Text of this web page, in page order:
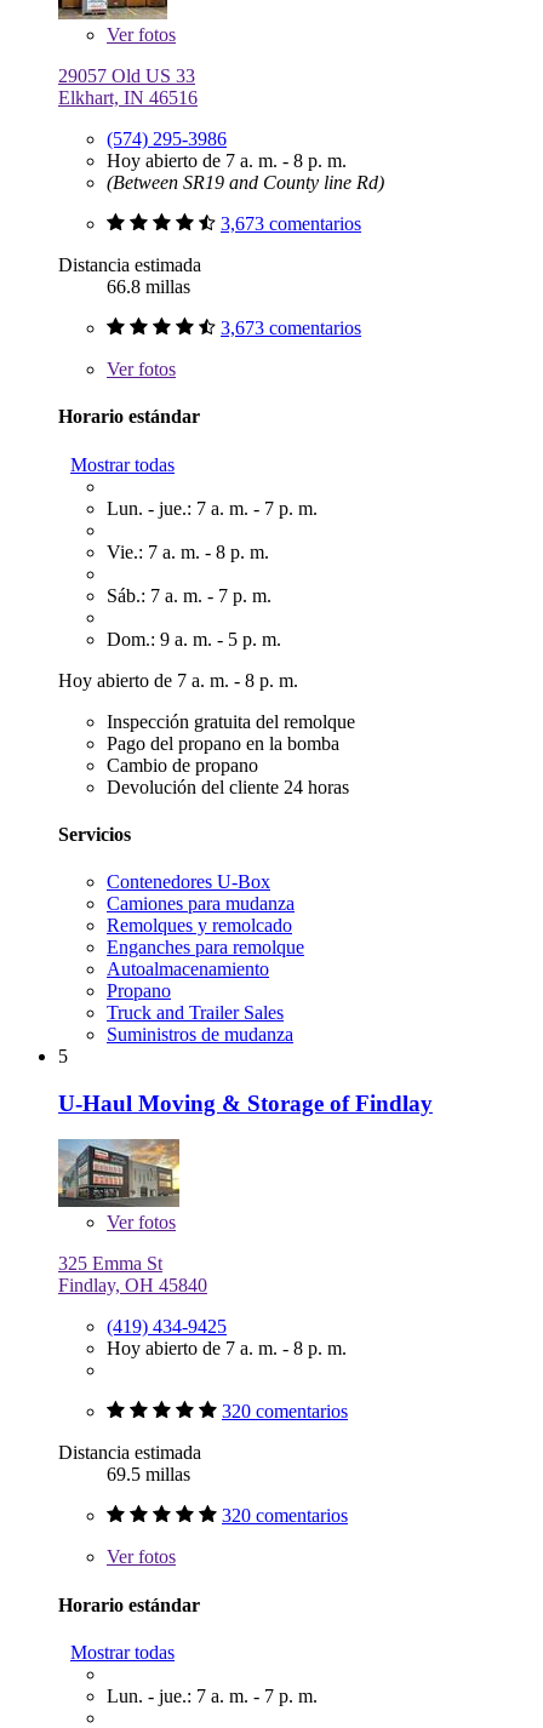
Verfotos
29057 Old US 33
Elkhart, IN 46516
(574) 295-3986
Hoy abierto de 7 a. m. - 8 p. m.
(Between SR19 and County line Rd)
3,673 comentarios
Distancia estimada
66.8 millas
3,673 comentarios
Verfotos
Horario estándar
Mostrar todas
Lun. - jue.: 7 a. m. - 7 p. m.
Vie.: 7 a. m. - 8 p. m.
Sáb.: 7 a. m. - 7 p. m.
Dom.: 9 a. m. - 5 p. m.
Hoy abierto de 7 a. m. - 8 p. m.
Inspección gratuita del remolque
Pago del propano en la bomba
Cambio de propano
Devolución del cliente 24 horas
Servicios
Contenedores U-Box
Camiones para mudanza
Remolques y remolcado
Enganches para remolque
Autoalmacenamiento
Propano
Truck and Trailer Sales
Suministros de mudanza
5
U-Haul Moving & Storage of Findlay
Verfotos
325 Emma St
Findlay, OH 45840
(419) 434-9425
Hoy abierto de 7 a. m. - 8 p. m.
320 comentarios
Distancia estimada
69.5 millas
320 comentarios
Verfotos
Horario estándar
Mostrar todas
Lun. - jue.: 7 a. m. - 7 p. m.